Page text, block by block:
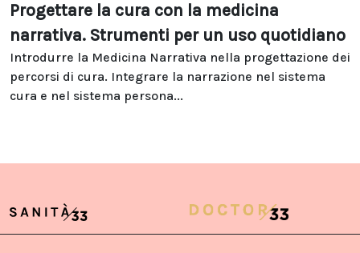
Progettare la cura con la medicina
narrativa. Strumenti per un uso quotidiano
Introdurre la Medicina Narrativa nella progettazione dei
percorsi di cura. Integrare la narrazione nel sistema
cura e nel sistema persona...